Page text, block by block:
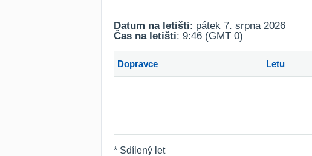
Datum na letišti: pátek 7. srpna 2026
Čas na letišti: 9:46 (GMT 0)
Dopravce Letu
* Sdílený let